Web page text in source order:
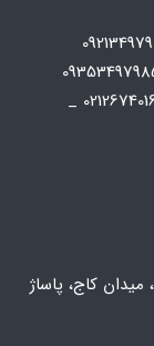
دفتر تهران _ سعادت آباد (شعبه کاج) : 02126740162 _
کاج، پاساژ